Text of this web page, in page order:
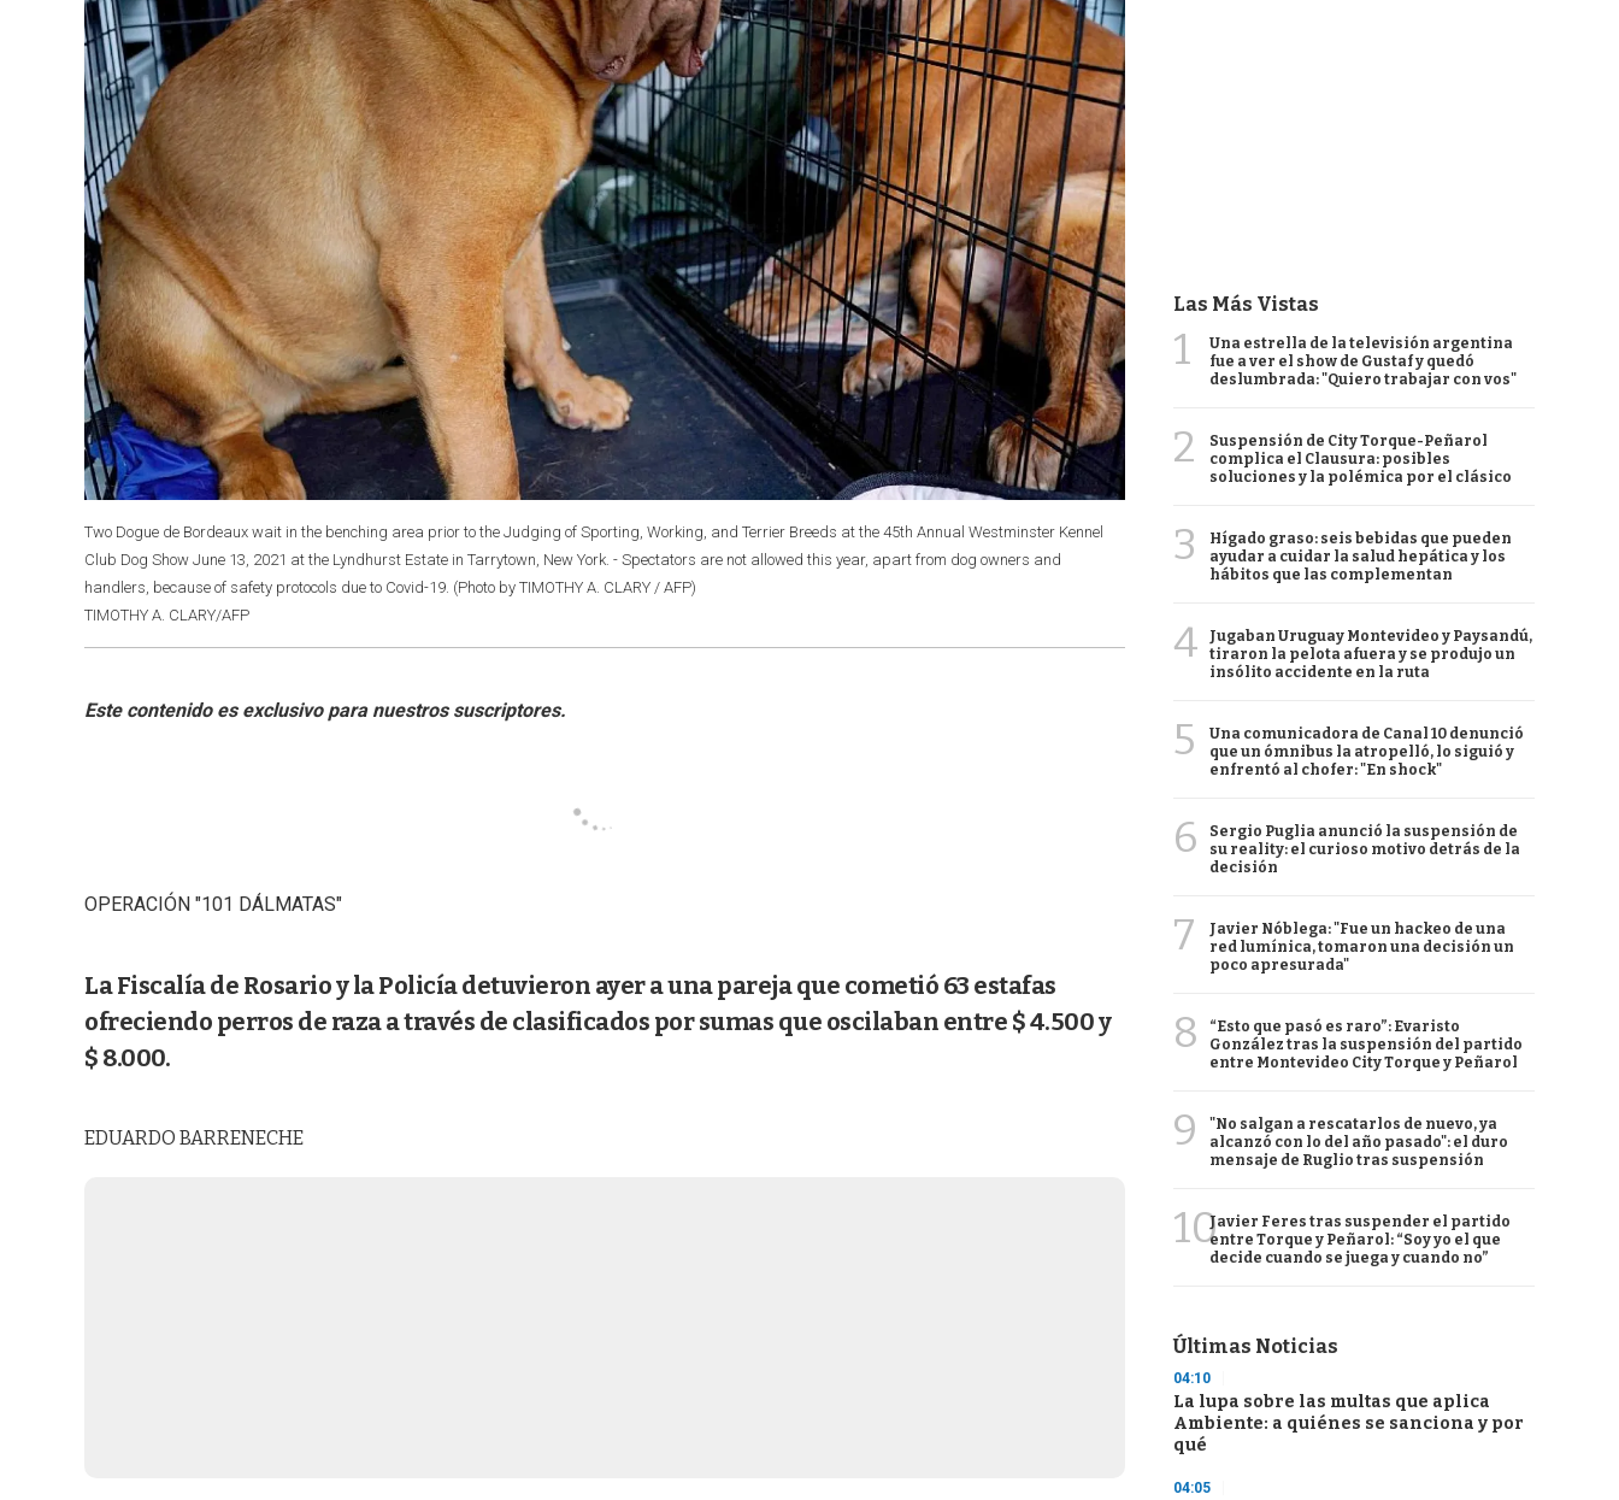
Two Dogue de Bordeaux wait in the benching area prior to the Judging of Sporting, Working, and Terrier Breeds at the 45th Annual Westminster Kennel
Club Dog Show June 13, 2021 at the Lyndhurst Estate in Tarrytown, New York. - Spectators are not allowed this year, apart from dog owners and
handlers, because of safety protocols due to Covid-19. (Photo by TIMOTHY A. CLARY / AFP)
TIMOTHY A. CLARY/AFP
OPERACIÓN "101 DÁLMATAS"
La Fiscalía de Rosario y la Policía detuvieron ayer a una pareja que cometió 63 estafas
ofreciendo perros de raza a través de clasificados por sumas que oscilaban entre $ 4.500 y
$ 8.000.
EDUARDO BARRENECHE
Las Más Vistas
1
Una estrella de la televisión argentina
fue a ver el show de Gustaf y quedó
deslumbrada: "Quiero trabajar con vos"
2
Suspensión de City Torque-Peñarol
complica el Clausura: posibles
soluciones y la polémica por el clásico
3
Hígado graso: seis bebidas que pueden
ayudar a cuidar la salud hepática y los
hábitos que las complementan
4
Jugaban Uruguay Montevideo y Paysandú,
tiraron la pelota afuera y se produjo un
insólito accidente en la ruta
5
Una comunicadora de Canal 10 denunció
que un ómnibus la atropelló, lo siguió y
enfrentó al chofer: "En shock"
6
Sergio Puglia anunció la suspensión de
su reality: el curioso motivo detrás de la
decisión
7
Javier Nóblega: "Fue un hackeo de una
red lumínica, tomaron una decisión un
poco apresurada"
8
“Esto que pasó es raro”: Evaristo
González tras la suspensión del partido
entre Montevideo City Torque y Peñarol
9
"No salgan a rescatarlos de nuevo, ya
alcanzó con lo del año pasado": el duro
mensaje de Ruglio tras suspensión
10Javier Feres tras suspender el partido
entre Torque y Peñarol: “Soy yo el que
decide cuando se juega y cuando no”
Últimas Noticias
04:10
La lupa sobre las multas que aplica
Ambiente: a quiénes se sanciona y por
qué
04:05